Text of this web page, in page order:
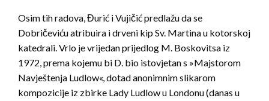
Osim tih radova, Đurić i Vujičić predlažu da se
Dobričeviću atribuira i drveni kip Sv. Martina u kotorskoj
katedrali. Vrlo je vrijedan prijedlog M. Boskovitsa iz
1972, prema kojemu bi D. bio istovjetan s »Majstorom
Navještenja Ludlow«, dotad anonimnim slikarom
kompozicije iz zbirke Lady Ludlow u Londonu (danas u